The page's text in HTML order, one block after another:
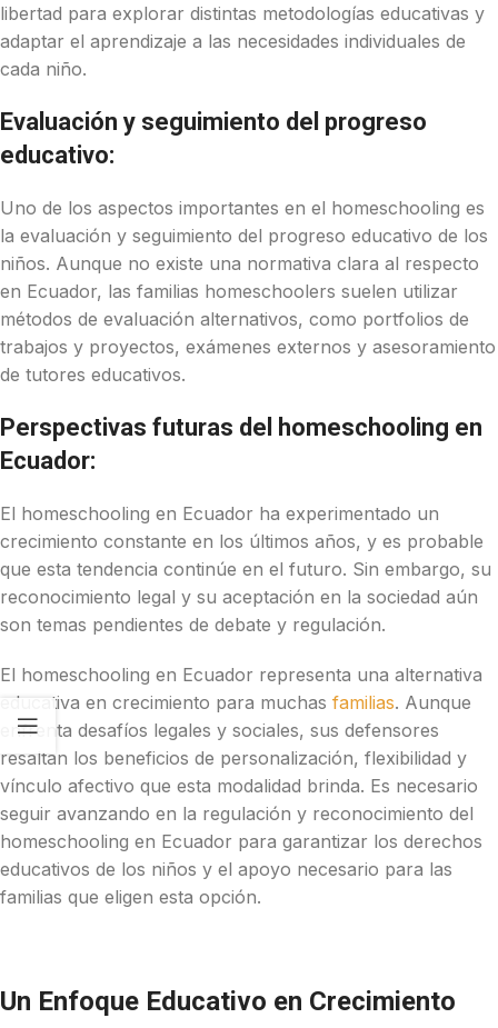
libertad para explorar distintas metodologías educativas y
adaptar el aprendizaje a las necesidades individuales de
cada niño.
Evaluación y seguimiento del progreso
educativo:
Uno de los aspectos importantes en el homeschooling es
la evaluación y seguimiento del progreso educativo de los
niños. Aunque no existe una normativa clara al respecto
en Ecuador, las familias homeschoolers suelen utilizar
métodos de evaluación alternativos, como portfolios de
trabajos y proyectos, exámenes externos y asesoramiento
de tutores educativos.
Perspectivas futuras del homeschooling en
Ecuador:
El homeschooling en Ecuador ha experimentado un
crecimiento constante en los últimos años, y es probable
que esta tendencia continúe en el futuro. Sin embargo, su
reconocimiento legal y su aceptación en la sociedad aún
son temas pendientes de debate y regulación.
El homeschooling en Ecuador representa una alternativa
educativa en crecimiento para muchas familias. Aunque
enfrenta desafíos legales y sociales, sus defensores
resaltan los beneficios de personalización, flexibilidad y
vínculo afectivo que esta modalidad brinda. Es necesario
seguir avanzando en la regulación y reconocimiento del
homeschooling en Ecuador para garantizar los derechos
educativos de los niños y el apoyo necesario para las
familias que eligen esta opción.
Un Enfoque Educativo en Crecimiento